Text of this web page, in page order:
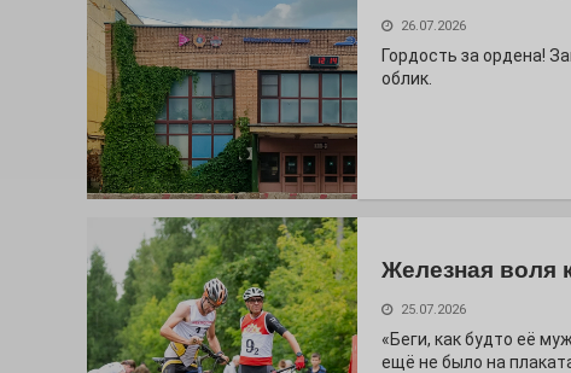
26.07.2026
Гордость за ордена!
облик.
Железная воля
25.07.2026
«Беги, как будто её
ещё не было на